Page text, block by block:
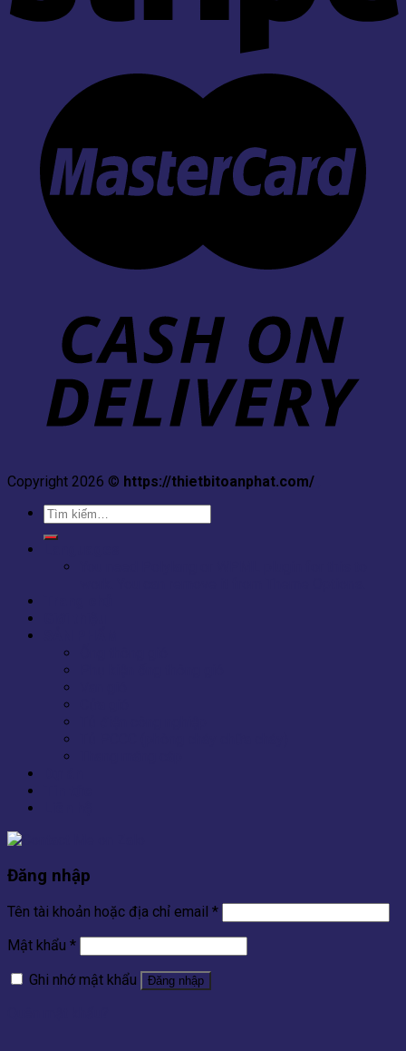
Copyright 2026 © https://thietbitoanphat.com/
Tìm
Đăng nhập
Tên tài khoản hoặc địa chỉ email *
Mật khẩu *
Ghi nhớ mật khẩu
Đăng nhập